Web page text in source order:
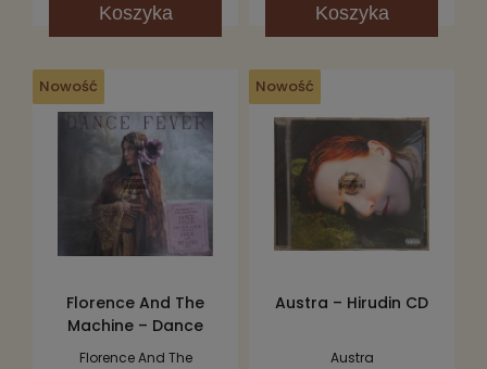
Koszyka
Koszyka
Nowość
Florence And The
Machine – Dance
Fever CD (Limited
Florence And The
Nowość
Austra – Hirudin CD
Austra